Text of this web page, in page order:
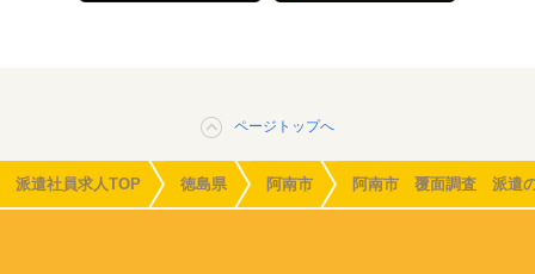
ページトップへ
派遣社員求人TOP 徳島県 阿南市 阿南市 覆面調査 派遣